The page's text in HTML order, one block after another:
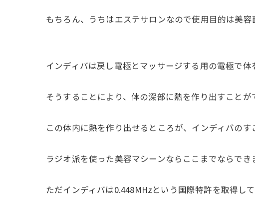
もちろん、うちはエステサロンなので使用目的は美容
インディバは戻し電極とマッサージする用の電極で
そうすることにより、体の深部に熱を作り出すことが
この体内に熱を作り出せるところが、インディバのす
ラジオ派を使った美容マシーンならここまでならでき
ただインディバは0.448MHzという国際特許を取得し